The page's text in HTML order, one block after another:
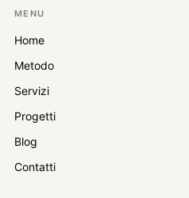
MENU
Home
Metodo
Servizi
Progetti
Blog
Contatti